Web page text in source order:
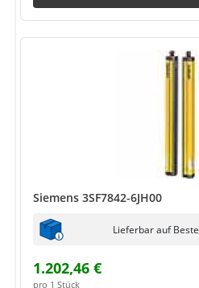
Siemens 3SF7842-6JH00
Lieferbar auf
1.202,46 €
pro 1 Stück